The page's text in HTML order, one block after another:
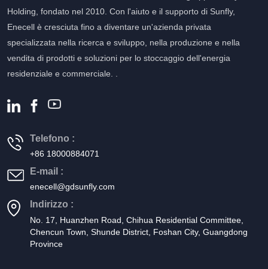
Holding, fondato nel 2010. Con l'aiuto e il supporto di Sunfly,
Enecell è cresciuta fino a diventare un'azienda privata
specializzata nella ricerca e sviluppo, nella produzione e nella
vendita di prodotti e soluzioni per lo stoccaggio dell'energia
residenziale e commerciale. .
Telefono :
+86 18000884071
E-mail :
enecell@gdsunfly.com
Indirizzo :
No. 17, Huanzhen Road, Chihua Residential Committee,
Chencun Town, Shunde District, Foshan City, Guangdong
Province